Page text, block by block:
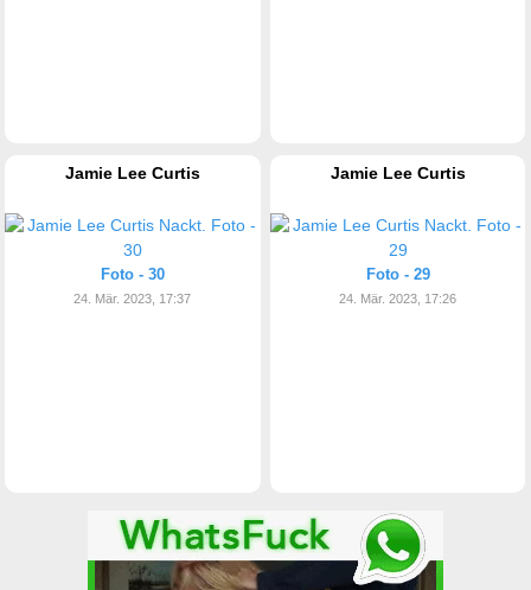
Jamie Lee Curtis
Foto - 30
24. Mär. 2023, 17:37
Jamie Lee Curtis
Foto - 29
24. Mär. 2023, 17:26